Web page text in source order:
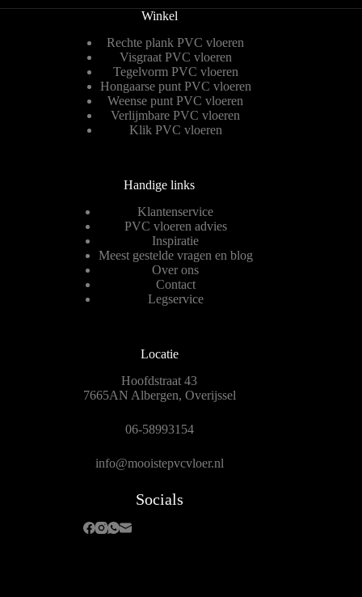
Winkel
Rechte plank PVC vloeren
Visgraat PVC vloeren
Tegelvorm PVC vloeren
Hongaarse punt PVC vloeren
Weense punt PVC vloeren
Verlijmbare PVC vloeren
Klik PVC vloeren
Handige links
Klantenservice
PVC vloeren advies
Inspiratie
Meest gestelde vragen en blog
Over ons
Contact
Legservice
Locatie
Hoofdstraat 43
7665AN Albergen, Overijssel
06-58993154
info@mooistepvcvloer.nl
Socials